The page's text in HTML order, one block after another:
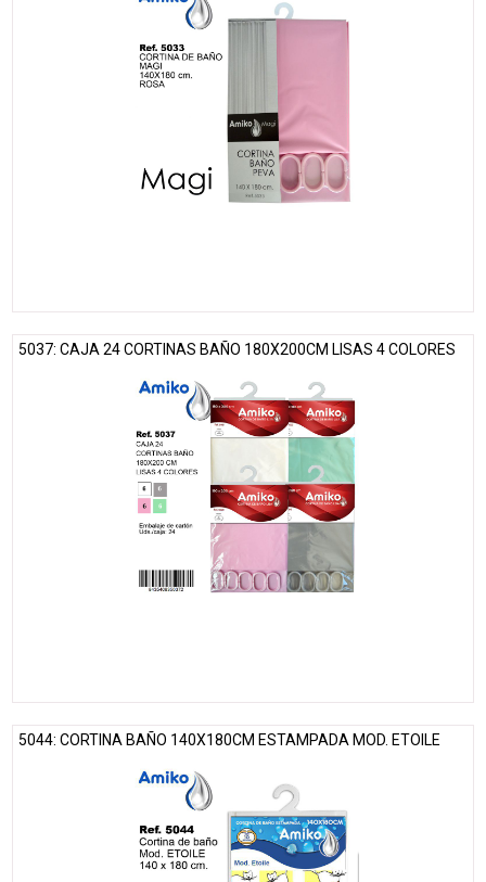
5037: CAJA 24 CORTINAS BAÑO 180X200CM LISAS 4 COLORES
5044: CORTINA BAÑO 140X180CM ESTAMPADA MOD. ETOILE